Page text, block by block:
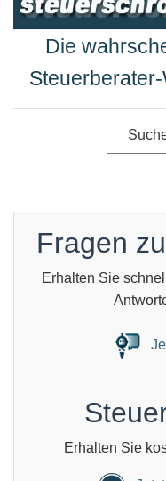
Die
Fragen
Erhalten Sie
Erhalten Sie